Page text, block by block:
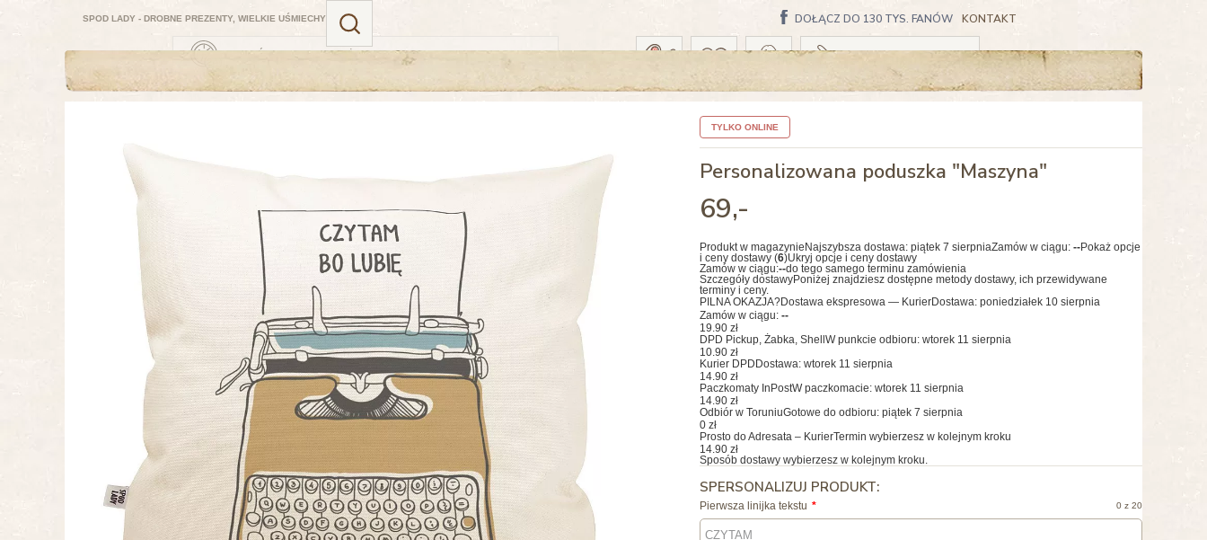
ZAMÓW TERAZ — NAJBLIŻSZA DOSTAWA: DZISIAJ
DOŁĄCZ DO 130 TYS. FANÓW KONTAKT
SPOD LADY - DROBNE PREZENTY, WIELKIE UŚMIECHY
Koszyk pusty
TYLKO ONLINE
Personalizowana poduszka "Maszyna"
69,-
Produkt w magazynie Najszybsza dostawa: piątek 7 sierpniaZamów w ciągu: --Pokaż opcje
i ceny dostawy (6)Ukryj opcje i ceny dostawy
Zamów w ciągu:--do tego samego terminu zamówienia
Szczegóły dostawyPoniżej znajdziesz dostępne metody dostawy, ich przewidywane
terminy i ceny.
PILNA OKAZJA?Dostawa ekspresowa — KurierDostawa: poniedziałek 10 sierpnia
Zamów w ciągu: --
19.90 zł
DPD Pickup, Żabka, Shell W punkcie odbioru: wtorek 11 sierpnia
10.90 zł
Kurier DPD Dostawa: wtorek 11 sierpnia
14.90 zł
Paczkomaty InPostW paczkomacie: wtorek 11 sierpnia
14.90 zł
Odbiór w ToruniuGotowe do odbioru: piątek 7 sierpnia
0 zł
Prosto do Adresata – KurierTermin wybierzesz w kolejnym kroku
14.90 zł
Sposób dostawy wybierzesz w kolejnym kroku.
SPERSONALIZUJ PRODUKT:
Pierwsza linijka tekstu 0 z 20